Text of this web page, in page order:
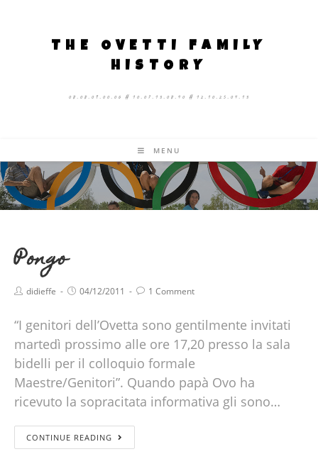
THE OVETTI FAMILY
HISTORY
08.08.09.00.06 # 10.07.13.08.40 # 12.10.25.04.13
MENU
Pongo
didieffe 04/12/2011 1 Comment
“I genitori dell’Ovetta sono gentilmente invitati
martedì prossimo alle ore 17,20 presso la sala
bidelli per il colloquio formale
Maestre/Genitori”. Quando papà Ovo ha
ricevuto la sopracitata informativa gli sono…
CONTINUE READING